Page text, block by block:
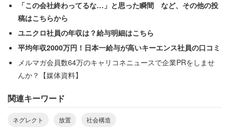
れてもいい人は仕事時間を調整できるようにしてほしい、
と子持ち同士ではよく話す」
「給与が減ってもいいから、子どもとの時間がほしい」と
いう本音。しかし、あらゆる業界で人手不足が深刻化する
進められるかがカギとなりそうだ。
「この会社終わってるな…」と思った瞬間 など、その他の投
稿はこちらから
ユニクロ社員の年収は？給与明細はこちら
平均年収2000万円！日本一給与が高いキーエンス社員の口コミ
メルマガ会員数64万のキャリコネニュースで企業PRをしませ
んか？【媒体資料】
関連キーワード
ネグレクト 放置 社会構造